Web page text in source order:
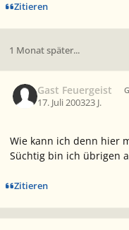
Zitieren
1 Monat später...
Gast Feuergeist
17. Juli 200323 J.
Wie kann ich denn hier
Süchtig bin ich übrigen
Zitieren